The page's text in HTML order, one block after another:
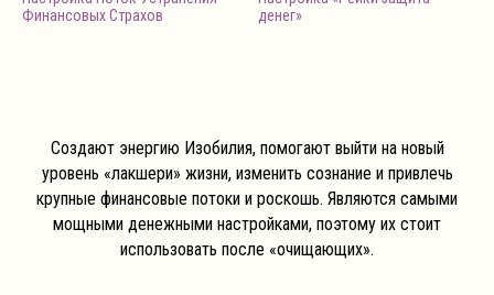
Финансовых Страхов
денег»
Создают энергию Изобилия, помогают выйти на новый
уровень «лакшери» жизни, изменить сознание и привлечь
крупные финансовые потоки и роскошь. Являются самыми
мощными денежными настройками, поэтому их стоит
использовать после «очищающих».